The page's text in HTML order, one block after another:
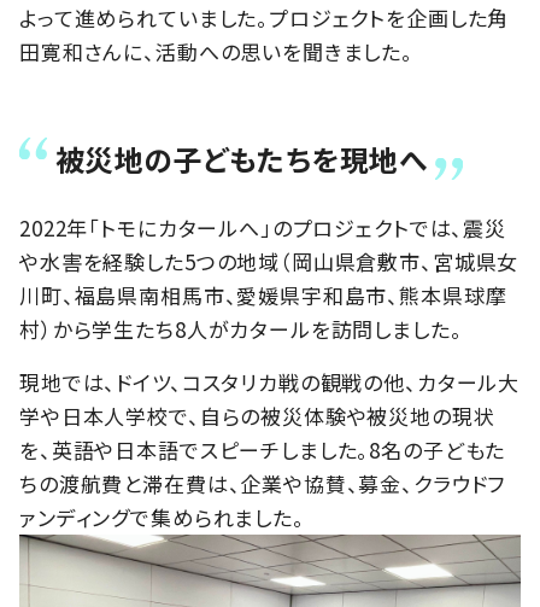
よって進められていました。プロジェクトを企画した角
田寛和さんに、活動への思いを聞きました。
被災地の子どもたちを現地へ
2022年「トモにカタールへ」のプロジェクトでは、震災
や水害を経験した5つの地域（岡山県倉敷市、宮城県女
川町、福島県南相馬市、愛媛県宇和島市、熊本県球摩
村）から学生たち8人がカタールを訪問しました。
現地では、ドイツ、コスタリカ戦の観戦の他、カタール大
学や日本人学校で、自らの被災体験や被災地の現状
を、英語や日本語でスピーチしました。8名の子どもた
ちの渡航費と滞在費は、企業や協賛、募金、クラウドフ
ァンディングで集められました。